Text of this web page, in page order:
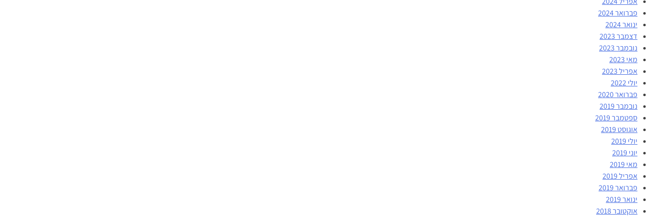
פברואר 2024
ינואר 2024
דצמבר 2023
נובמבר 2023
מאי 2023
אפריל 2023
יולי 2022
פברואר 2020
נובמבר 2019
ספטמבר 2019
אוגוסט 2019
יולי 2019
יוני 2019
מאי 2019
אפריל 2019
פברואר 2019
ינואר 2019
אוקטובר 2018